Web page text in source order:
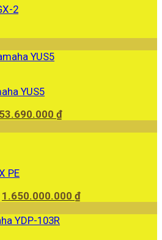
2
YUS5
₫Giá
PE
Giá
là:
1.650.000.000₫Giá